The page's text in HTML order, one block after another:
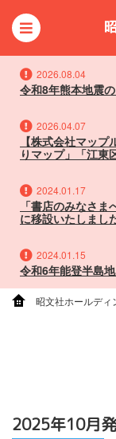
2026.08.04
令和8年熊本地震
2026.04.07
【株式会社マッ
りマップ」「江東
2024.01.17
「書店のみなさ
に移設いたしまし
2024.01.15
令和6年能登半島
昭文社ホールディ
2025年10月